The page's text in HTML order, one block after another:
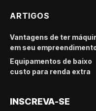
ARTIGOS
Vantagens de ter
em seu
Equipamentos de baixo
custo para renda extra
INSCREVA-SE